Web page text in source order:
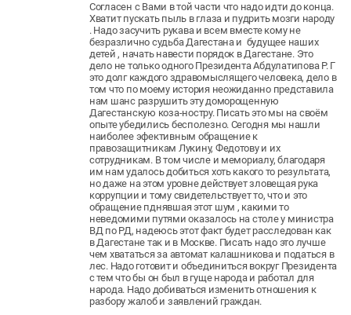
Согласен с Вами в той части что надо идти до конца.
Хватит пускать пыль в глаза и пудрить мозги народу
. Надо засучить рукава и всем вместе кому не
безразлично судьба Дагестана и будущее наших
детей , начать навести порядок в Дагестане. Это
дело не только одного Президента Абдулатипова Р. Г
это долг каждого здравомыслящего человека, дело в
том что по моему история неожиданно представила
нам шанс разрушить эту доморощенную
Дагестанскую коза-ностру. Писать это мы на своём
опыте убедились бесполезно. Сегодня мы нашли
наиболее эфективным обращение к
правозащитникам Лукину, Федотову и их
сотрудникам. В том числе и мемориалу, благодаря
им нам удалось добиться хоть какого то результата,
но даже на этом уровне действует зловещая рука
коррупции и тому свидетельствует то, что и это
обращение пднявшая этот шум , какими то
неведомими путями оказалось на столе у министра
ВД по РД, надеюсь этот факт будет расследован как
в Дагестане так и в Москве. Писать надо это лучше
чем хвататься за автомат калашникова и податься в
лес. Надо готовит и объединиться вокруг Президента
с тем что бы он был в гуще народа и работал для
народа. Надо добиваться изменить отношения к
разбору жалоб и заявлений граждан.